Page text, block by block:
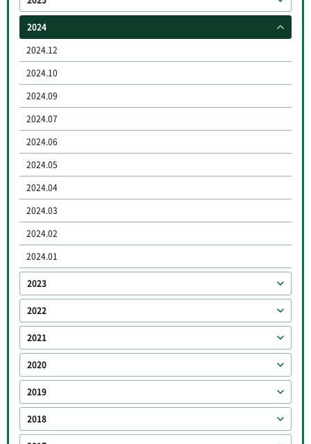
2024
2024.12
2024.10
2024.09
2024.07
2024.06
2024.05
2024.04
2024.03
2024.02
2024.01
2023
2022
2021
2020
2019
2018